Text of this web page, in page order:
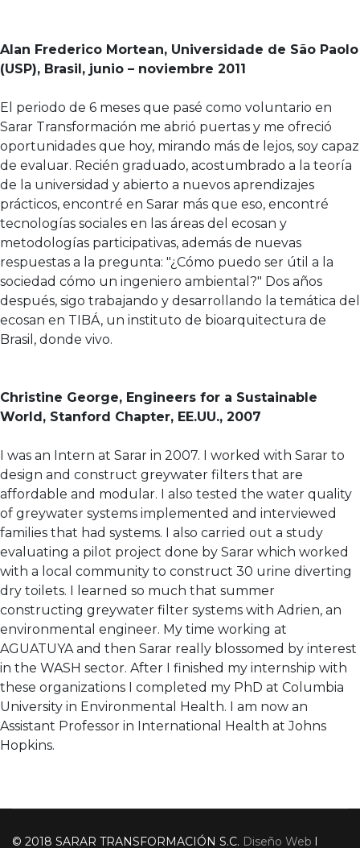
Alan Frederico Mortean, Universidade de São Paolo
(USP), Brasil, junio – noviembre 2011
El periodo de 6 meses que pasé como voluntario en
Sarar Transformación me abrió puertas y me ofreció
oportunidades que hoy, mirando más de lejos, soy capaz
de evaluar. Recién graduado, acostumbrado a la teoría
de la universidad y abierto a nuevos aprendizajes
prácticos, encontré en Sarar más que eso, encontré
tecnologías sociales en las áreas del ecosan y
metodologías participativas, además de nuevas
respuestas a la pregunta: "¿Cómo puedo ser útil a la
sociedad cómo un ingeniero ambiental?" Dos años
después, sigo trabajando y desarrollando la temática del
ecosan en TIBÁ, un instituto de bioarquitectura de
Brasil, donde vivo.
Christine George, Engineers for a Sustainable
World, Stanford Chapter, EE.UU., 2007
I was an Intern at Sarar in 2007. I worked with Sarar to
design and construct greywater filters that are
affordable and modular. I also tested the water quality
of greywater systems implemented and interviewed
families that had systems. I also carried out a study
evaluating a pilot project done by Sarar which worked
with a local community to construct 30 urine diverting
dry toilets. I learned so much that summer
constructing greywater filter systems with Adrien, an
environmental engineer. My time working at
AGUATUYA and then Sarar really blossomed by interest
in the WASH sector. After I finished my internship with
these organizations I completed my PhD at Columbia
University in Environmental Health. I am now an
Assistant Professor in International Health at Johns
Hopkins.
© 2018 SARAR TRANSFORMACIÓN S.C. Diseño Web l